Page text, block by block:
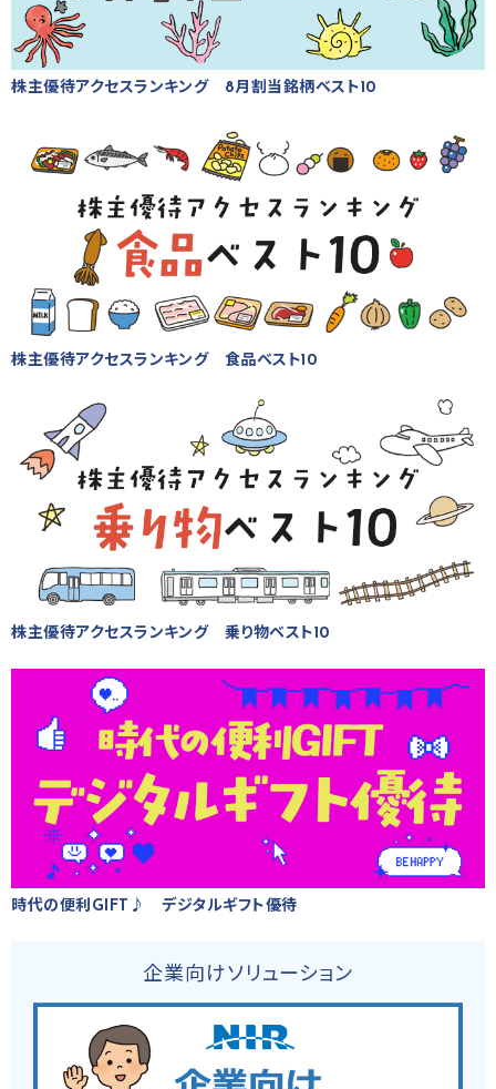
株主優待アクセスランキング 8月割当銘柄ベスト10
株主優待アクセスランキング 食品ベスト10
株主優待アクセスランキング 乗り物ベスト10
時代の便利GIFT♪ デジタルギフト優待
企業向けソリューション